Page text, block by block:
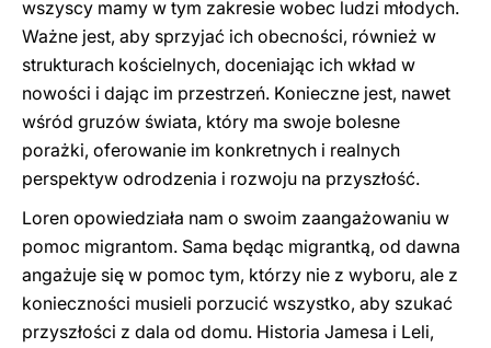
wszyscy mamy w tym zakresie wobec ludzi młodych.
Ważne jest, aby sprzyjać ich obecności, również w
strukturach kościelnych, doceniając ich wkład w
nowości i dając im przestrzeń. Konieczne jest, nawet
wśród gruzów świata, który ma swoje bolesne
porażki, oferowanie im konkretnych i realnych
perspektyw odrodzenia i rozwoju na przyszłość.
Loren opowiedziała nam o swoim zaangażowaniu w
pomoc migrantom. Sama będąc migrantką, od dawna
angażuje się w pomoc tym, którzy nie z wyboru, ale z
konieczności musieli porzucić wszystko, aby szukać
przyszłości z dala od domu. Historia Jamesa i Leli,